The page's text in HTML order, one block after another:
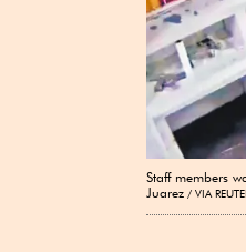
Staff members
Juarez
VIA